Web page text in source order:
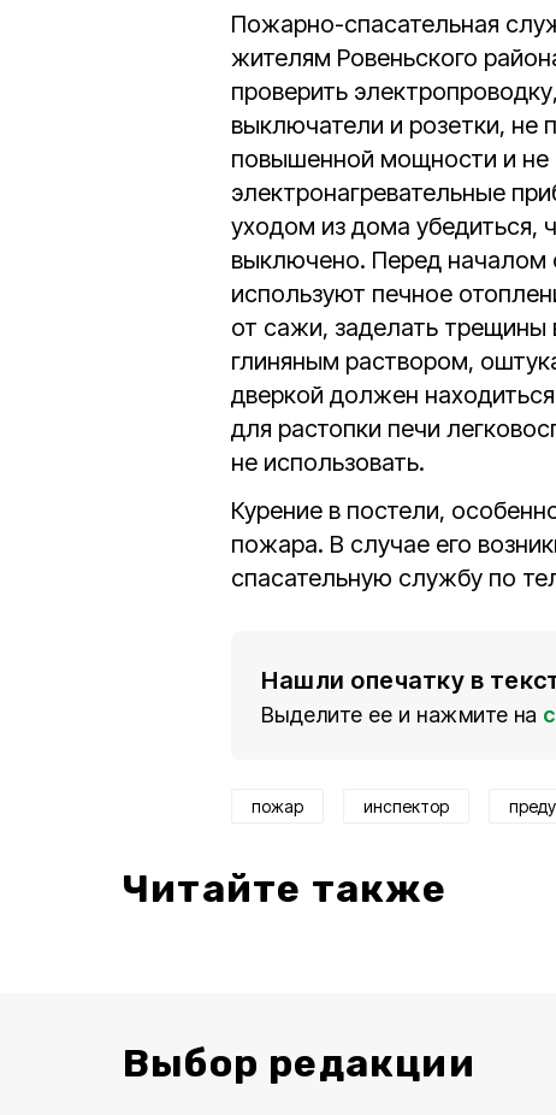
Пожарно-спасательная
жителям Ровеньского
проверить
выключатели и розетки, не
повышенной мощности и не
электронагревательные
уходом из дома убедиться,
выключено. Перед началом
используют печное
от сажи, заделать трещины
глиняным раствором,
дверкой должен
для растопки печи
не использовать.
Курение в постели,
пожара. В случае его
спасательную службу по
Нашли опечатку в
Выделите ее и нажмите на
пожар инспектор
Читайте также
Выбор редакции